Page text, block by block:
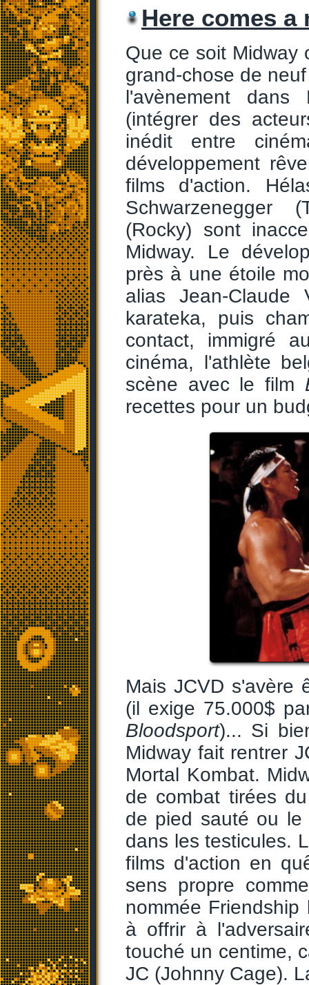
Here comes a
Que ce soit Midway
grand-chose de
l'avènement
(intégrer des
inédit entre
développement
films d'action.
Schwarzenegger
(Rocky) sont
Midway. Le
près à une étoile
alias Jean-
karateka, puis
contact, immigré
cinéma, l'athlète
scène avec le film
recettes pour un
Mais JCVD s'avère
(il exige 75.000$
Bloodsport)... Si
Midway fait rentrer
Mortal Kombat.
de combat tirées
de pied sauté ou
dans les testicules.
films d'action en
sens propre
nommée
à offrir à
touché un centime,
JC (Johnny Cage).